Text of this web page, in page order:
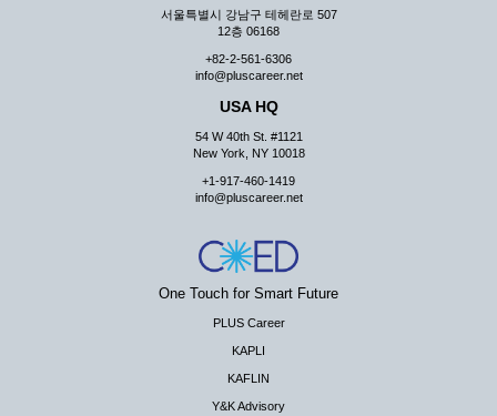
서울특별시 강남구 테헤란로 507
12층 06168
+82-2-561-6306
info@pluscareer.net
USA HQ
54 W 40th St. #1121
New York, NY 10018
+1-917-460-1419
info@pluscareer.net
One Touch for Smart Future
PLUS Career
KAPLI
KAFLIN
Y&K Advisory